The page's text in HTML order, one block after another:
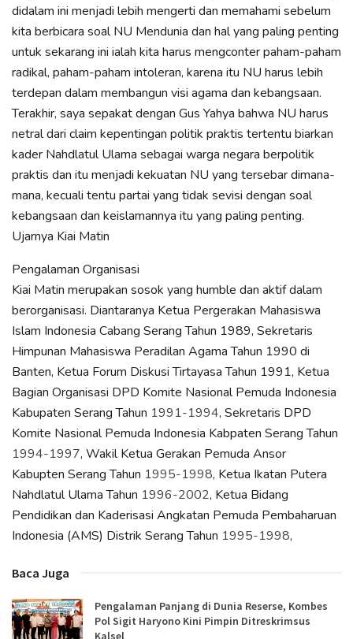
didalam ini menjadi lebih mengerti dan memahami sebelum
kita berbicara soal NU Mendunia dan hal yang paling penting
untuk sekarang ini ialah kita harus mengconter paham-paham
radikal, paham-paham intoleran, karena itu NU harus lebih
terdepan dalam membangun visi agama dan kebangsaan.
Terakhir, saya sepakat dengan Gus Yahya bahwa NU harus
netral dari claim kepentingan politik praktis tertentu biarkan
kader Nahdlatul Ulama sebagai warga negara berpolitik
praktis dan itu menjadi kekuatan NU yang tersebar dimana-
mana, kecuali tentu partai yang tidak sevisi dengan soal
kebangsaan dan keislamannya itu yang paling penting.
Ujarnya Kiai Matin
Pengalaman Organisasi
Kiai Matin merupakan sosok yang humble dan aktif dalam
berorganisasi. Diantaranya Ketua Pergerakan Mahasiswa
Islam Indonesia Cabang Serang Tahun 1989, Sekretaris
Himpunan Mahasiswa Peradilan Agama Tahun 1990 di
Banten, Ketua Forum Diskusi Tirtayasa Tahun 1991, Ketua
Bagian Organisasi DPD Komite Nasional Pemuda Indonesia
Kabupaten Serang Tahun 1991-1994, Sekretaris DPD
Komite Nasional Pemuda Indonesia Kabpaten Serang Tahun
1994-1997, Wakil Ketua Gerakan Pemuda Ansor
Kabupten Serang Tahun 1995-1998, Ketua Ikatan Putera
Nahdlatul Ulama Tahun 1996-2002, Ketua Bidang
Pendidikan dan Kaderisasi Angkatan Pemuda Pembaharuan
Indonesia (AMS) Distrik Serang Tahun 1995-1998,
Baca Juga
Pengalaman Panjang di Dunia Reserse, Kombes
Pol Sigit Haryono Kini Pimpin Ditreskrimsus
Kalsel